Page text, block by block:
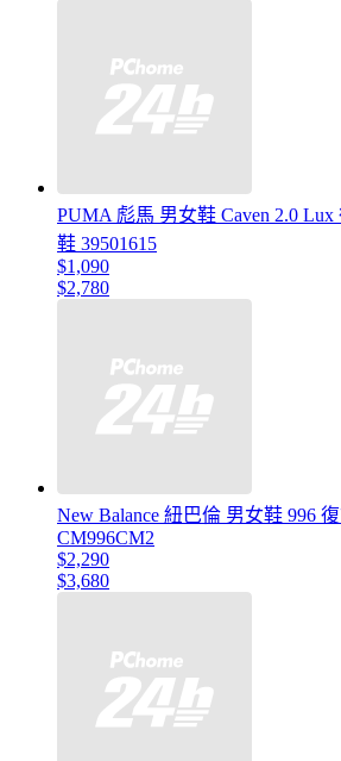
PUMA 彪馬 男女鞋 Caven 2.0
鞋 39501615
$1,090
$2,780
New Balance 紐巴倫 男女鞋 996
CM996CM2
$2,290
$3,680